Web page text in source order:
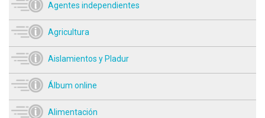
Agentes independientes
Agricultura
Aislamientos y Pladur
Álbum online
Alimentación